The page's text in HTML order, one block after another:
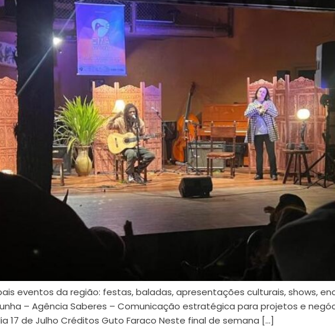
eventos da região: festas, baladas, apresentações culturais, shows,
– Agência Saberes – Comunicação estratégica para projetos e
17 de Julho Créditos Guto Faraco Neste final de semana […]